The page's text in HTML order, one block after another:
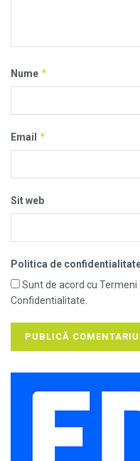
Nume *
Email *
Sit web
Politica de
Sunt de acord cu
Confidentialitate.